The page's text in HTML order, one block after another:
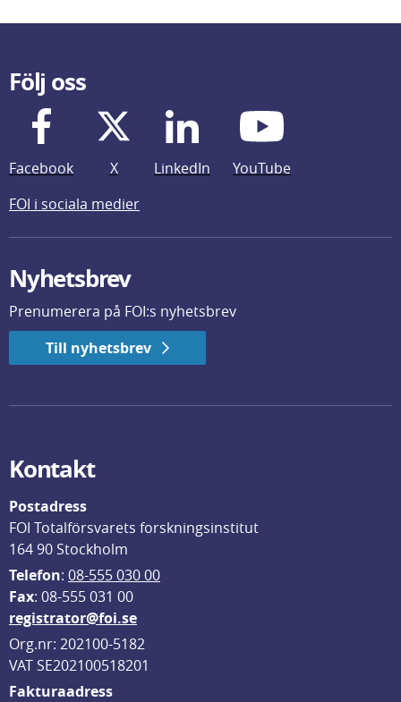
Följ oss
Facebook X LinkedIn
YouTube
FOI i sociala medier
Nyhetsbrev
Prenumerera på FOI:s nyhetsbrev
Till nyhetsbrev
Kontakt
Postadress
FOI Totalförsvarets forskningsinstitut
164 90 Stockholm
Telefon: 08-555 030 00
Fax: 08-555 031 00
registrator@foi.se
Org.nr: 202100-5182
VAT SE202100518201
Fakturaadress